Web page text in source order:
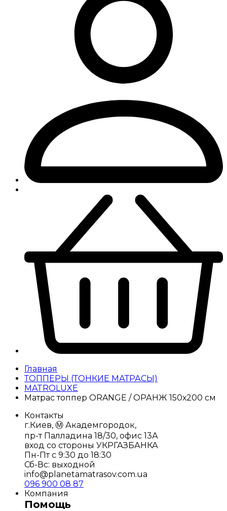
Главная
ТОППЕРЫ (ТОНКИЕ МАТРАСЫ)
MATROLUXE
Матрас топпер ORANGE / ОРАНЖ 150х200 см
Контакты
г.Киев, Ⓜ️ Академгородок,
пр-т Палладина 18/30, офис 13А
вход со стороны УКРГАЗБАНКА
Пн-Пт с 9:30 до 18:30
Сб-Вс: выходной
info@planetamatrasov.com.ua
096 900 08 87
Компания
Помощь